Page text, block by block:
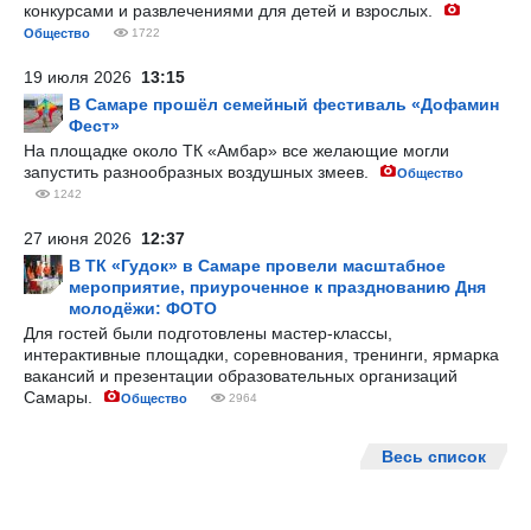
конкурсами и развлечениями для детей и взрослых.
Общество 1722
19 июля 2026 13:15
В Самаре прошёл семейный фестиваль «Дофамин
Фест»
На площадке около ТК «Амбар» все желающие могли
запустить разнообразных воздушных змеев.
Общество
1242
27 июня 2026 12:37
В ТК «Гудок» в Самаре провели масштабное
мероприятие, приуроченное к празднованию Дня
молодёжи: ФОТО
Для гостей были подготовлены мастер-классы,
интерактивные площадки, соревнования, тренинги, ярмарка
вакансий и презентации образовательных организаций
Самары.
Общество 2964
Весь список